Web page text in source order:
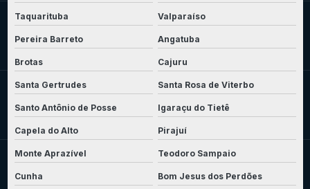
Taquarituba Valparaíso
Pereira Barreto Angatuba
Brotas Cajuru
Santa Gertrudes Santa Rosa de Viterbo
Santo Antônio de Posse Igaraçu do Tietê
Capela do Alto Pirajuí
Monte Aprazível Teodoro Sampaio
Cunha Bom Jesus dos Perdões